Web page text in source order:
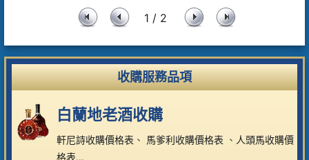
1 / 2
收購服務品項
白蘭地老酒收購
軒尼詩收購價格表 、 馬爹利收購價格表 、 人頭馬收購價
格表...